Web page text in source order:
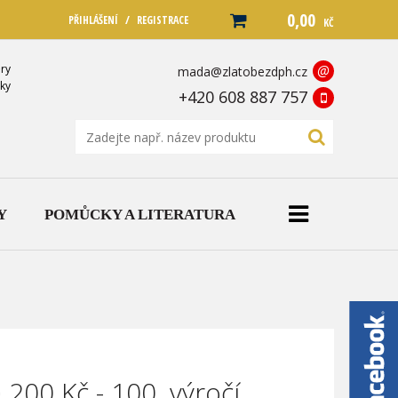
PŘIHLÁŠENÍ / REGISTRACE 0,00 KČ
mada@zlatobezdph.cz @
+420 608 887 757
POMŮCKY A LITERATURA